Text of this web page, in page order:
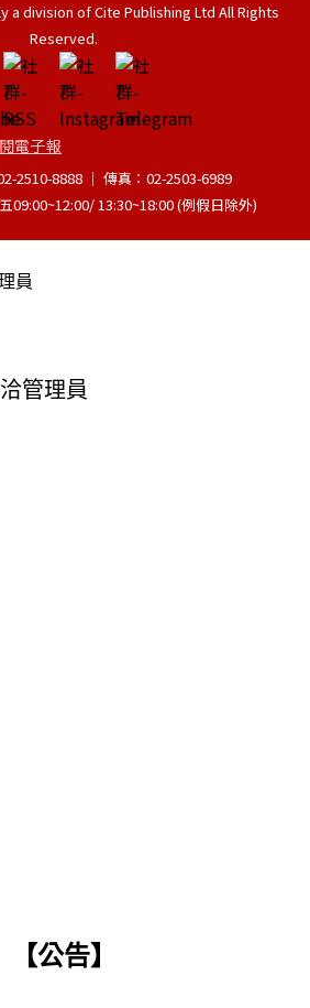
a division of Cite Publishing Ltd All Rights
Reserved.
電子報
2510-8888 │ 傳真：02-2503-6989
09:00~12:00/ 13:30~18:00 (例假日除外)
員
管理員
【公告】